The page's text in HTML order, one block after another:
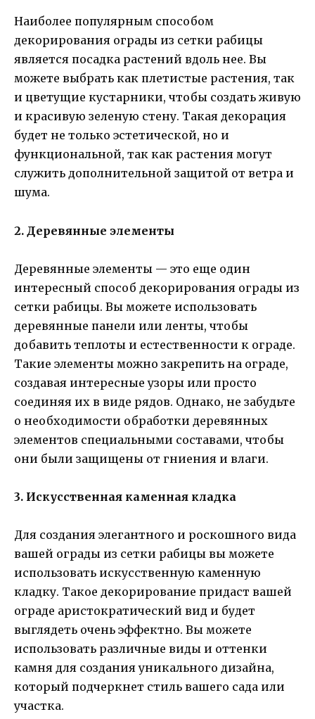
Наиболее популярным способом
декорирования ограды из сетки рабицы
является посадка растений вдоль нее. Вы
можете выбрать как плетистые растения, так
и цветущие кустарники, чтобы создать живую
и красивую зеленую стену. Такая декорация
будет не только эстетической, но и
функциональной, так как растения могут
служить дополнительной защитой от ветра и
шума.
2. Деревянные элементы
Деревянные элементы — это еще один
интересный способ декорирования ограды из
сетки рабицы. Вы можете использовать
деревянные панели или ленты, чтобы
добавить теплоты и естественности к ограде.
Такие элементы можно закрепить на ограде,
создавая интересные узоры или просто
соединяя их в виде рядов. Однако, не забудьте
о необходимости обработки деревянных
элементов специальными составами, чтобы
они были защищены от гниения и влаги.
3. Искусственная каменная кладка
Для создания элегантного и роскошного вида
вашей ограды из сетки рабицы вы можете
использовать искусственную каменную
кладку. Такое декорирование придаст вашей
ограде аристократический вид и будет
выглядеть очень эффектно. Вы можете
использовать различные виды и оттенки
камня для создания уникального дизайна,
который подчеркнет стиль вашего сада или
участка.